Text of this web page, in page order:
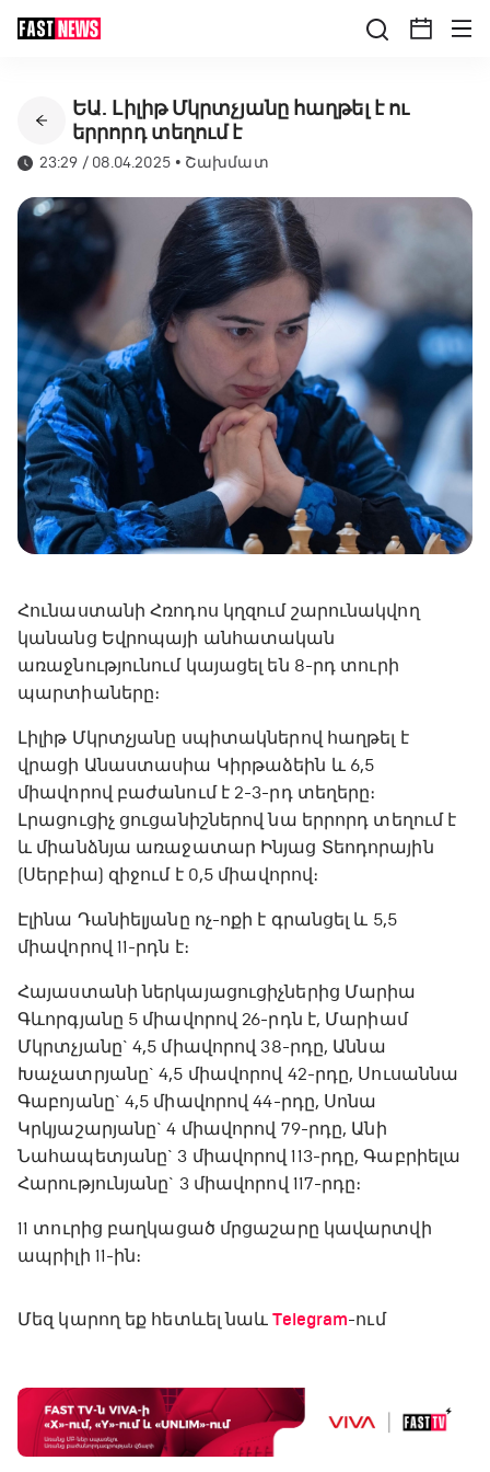
ԵԱ. Լիլիթ Մկրտչյանը հաղթել է ու
երրորդ տեղում է
23:29 / 08.04.2025 • Շախմատ
Հունաստանի Հռոդոս կղզում շարունակվող
կանանց Եվրոպայի անհատական
առաջնությունում կայացել են 8-րդ տուրի
պարտիաները։
Լիլիթ Մկրտչյանը սպիտակներով հաղթել է
վրացի Անաստասիա Կիրթաձեին և 6,5
միավորով բաժանում է 2-3-րդ տեղերը։
Լրացուցիչ ցուցանիշներով նա երրորդ տեղում է
և միանձնյա առաջատար Ինյաց Տեոդորային
(Սերբիա) զիջում է 0,5 միավորով։
Էլինա Դանիելյանը ոչ-ոքի է գրանցել և 5,5
միավորով 11-րդն է։
Հայաստանի ներկայացուցիչներից Մարիա
Գևորգյանը 5 միավորով 26-րդն է, Մարիամ
Մկրտչյանը` 4,5 միավորով 38-րդը, Աննա
Խաչատրյանը` 4,5 միավորով 42-րդը, Սուսաննա
Գաբոյանը` 4,5 միավորով 44-րդը, Սոնա
Կրկյաշարյանը` 4 միավորով 79-րդը, Անի
Նահապետյանը` 3 միավորով 113-րդը, Գաբրիելա
Հարությունյանը` 3 միավորով 117-րդը։
11 տուրից բաղկացած մրցաշարը կավարտվի
ապրիլի 11-ին։
Մեզ կարող եք հետևել նաև Telegram-ում